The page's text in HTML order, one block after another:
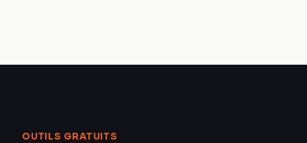
OUTILS GRATUITS